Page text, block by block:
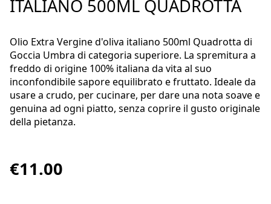
ITALIANO 500ML QUADROTTA
Olio Extra Vergine d'oliva italiano 500ml Quadrotta di
Goccia Umbra di categoria superiore. La spremitura a
freddo di origine 100% italiana da vita al suo
inconfondibile sapore equilibrato e fruttato. Ideale da
usare a crudo, per cucinare, per dare una nota soave e
genuina ad ogni piatto, senza coprire il gusto originale
della pietanza.
€11.00